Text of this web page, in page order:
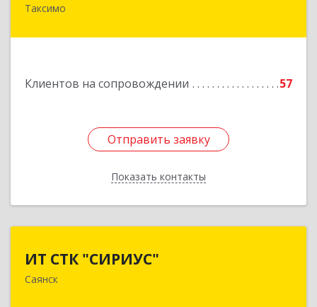
Таксимо
Клиентов на сопровождении 57
Отправить заявку
Показать контакты
671560, Республика Бурятия, Муйский р-н, пгт.
Отправить заявку
Назад
ИТ СТК "СИРИУС"
Саянск666303, Иркутская обл, Саянск г, Юбилейный